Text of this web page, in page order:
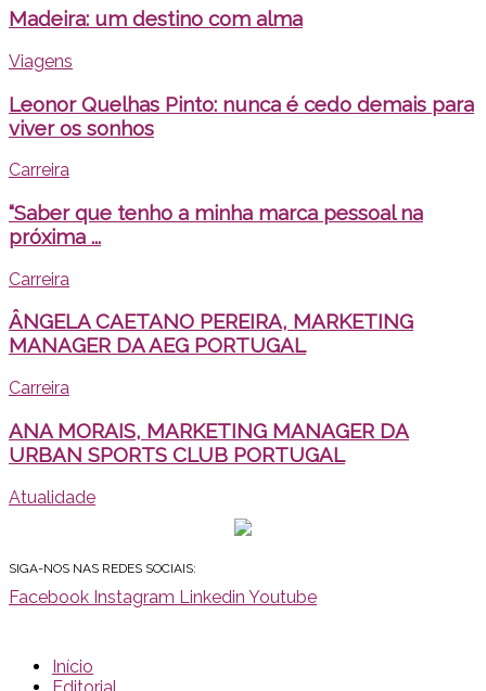
Madeira: um destino com alma
Viagens
Leonor Quelhas Pinto: nunca é cedo demais para
viver os sonhos
Carreira
“Saber que tenho a minha marca pessoal na
próxima ...
Carreira
ÂNGELA CAETANO PEREIRA, MARKETING
MANAGER DA AEG PORTUGAL
Carreira
ANA MORAIS, MARKETING MANAGER DA
URBAN SPORTS CLUB PORTUGAL
Atualidade
SIGA-NOS NAS REDES SOCIAIS:
Facebook Instagram Linkedin Youtube
Início
Editorial